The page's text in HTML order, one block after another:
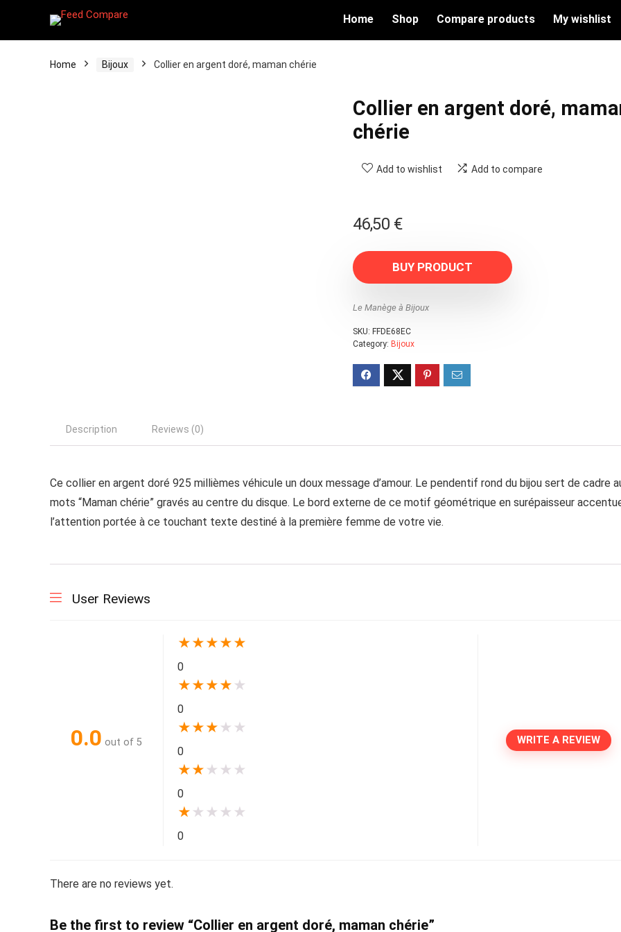
Home Shop Compare products My wishlist
Home Bijoux Collier en argent doré, maman chérie
Collier en argent doré,
chérie
Add to wishlist Add to compare
46,50 €
BUY PRODUCT
Le Manège à Bijoux
SKU: FFDE68EC
Category: Bijoux
Description Reviews (0)
Ce collier en argent doré 925 millièmes véhicule un doux message d’amour. Le pendentif rond du bijou sert de cadre
mots “Maman chérie” gravés au centre du disque. Le bord externe de ce motif géométrique en surépaisseur
l’attention portée à ce touchant texte destiné à la première femme de votre vie.
User Reviews
0.0 out of 5
★★★★★
0
★★★★ ★
0
★★★ ★ ★
0
★★ ★ ★ ★
0
★ ★ ★ ★ ★
0
WRITE A REVIEW
There are no reviews yet.
Be the first to review “Collier en argent doré, maman chérie”